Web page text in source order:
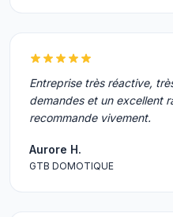
Entreprise très réactive,
demandes et un excellent
recommande vivement.
Aurore H.
GTB DOMOTIQUE